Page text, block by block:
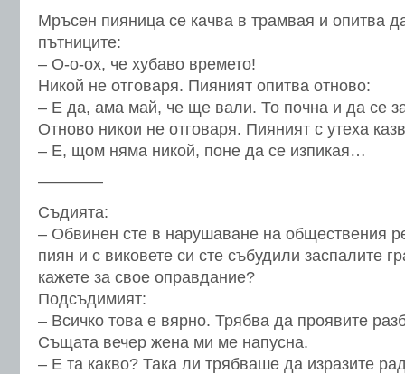
Мръсен пияница се качва в трамвая и опитва
пътниците:
– О-о-ох, че хубаво времето!
Никой не отговаря. Пияният опитва отново:
– Е да, ама май, че ще вали. То почна и да се
Отново никои не отговаря. Пияният с утеха
– Е, щом няма никой, поне да се изпикая…
————
Съдията:
– Обвинен сте в нарушаване на обществения
пиян и с виковете си сте събудили заспалите
кажете за свое оправдание?
Подсъдимият:
– Всичко това е вярно. Трябва да проявите
Същата вечер жена ми ме напусна.
– Е та какво? Така ли трябваше да изразите